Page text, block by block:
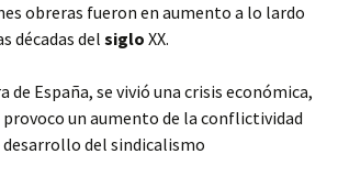
obreras fueron en aumento a lo lardo
décadas del siglo XX.
de España, se vivió una crisis económica,
un aumento de la conflictividad
del sindicalismo